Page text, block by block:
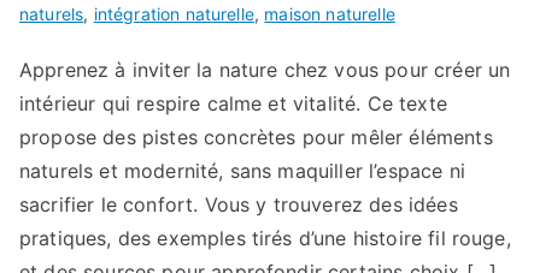
naturels, intégration naturelle, maison naturelle
Apprenez à inviter la nature chez vous pour créer un
intérieur qui respire calme et vitalité. Ce texte
propose des pistes concrètes pour mêler éléments
naturels et modernité, sans maquiller l’espace ni
sacrifier le confort. Vous y trouverez des idées
pratiques, des exemples tirés d’une histoire fil rouge,